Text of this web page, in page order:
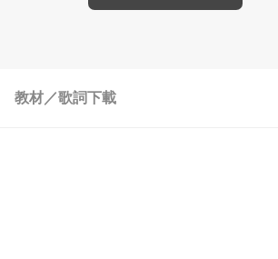
教材／歌詞下載